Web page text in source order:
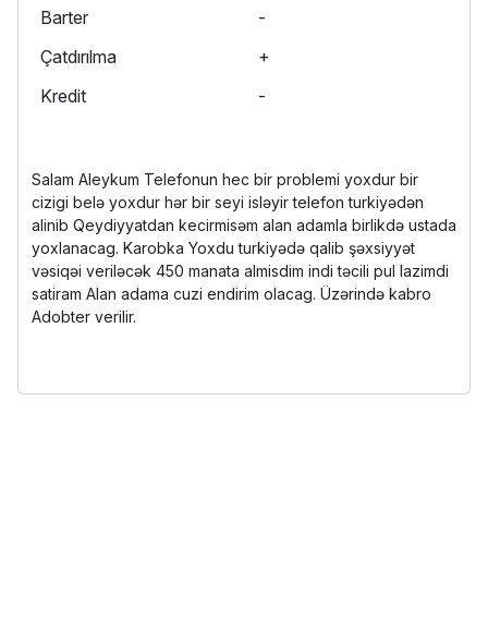
Barter
-
Çatdırılma
+
Kredit
-
Salam Aleykum Telefonun hec bir problemi yoxdur bir
cizigi belə yoxdur hər bir seyi isləyir telefon turkiyədən
alinib Qeydiyyatdan kecirmisəm alan adamla birlikdə ustada
yoxlanacag. Karobka Yoxdu turkiyədə qalib şəxsiyyət
vəsiqəi veriləcək 450 manata almisdim indi təcili pul lazimdi
satiram Alan adama cuzi endirim olacag. Üzərində kabro
Adobter verilir.